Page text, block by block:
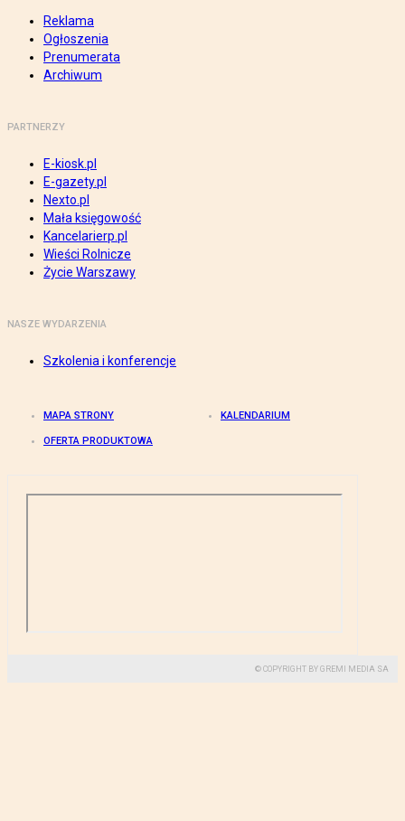
Reklama
Ogłoszenia
Prenumerata
Archiwum
PARTNERZY
E-kiosk.pl
E-gazety.pl
Nexto.pl
Mała księgowość
Kancelarierp.pl
Wieści Rolnicze
Życie Warszawy
NASZE WYDARZENIA
Szkolenia i konferencje
MAPA STRONY KALENDARIUM
OFERTA PRODUKTOWA
© COPYRIGHT BY GREMI MEDIA SA